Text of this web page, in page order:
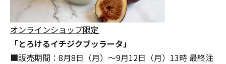
オンラインショップ限定
「とろけるイチジクブッラータ」
■販売期間：8月8日（月）～9月12日（月）13時 最終注